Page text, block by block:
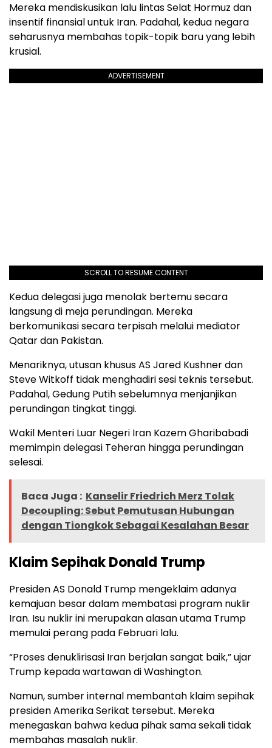
Mereka mendiskusikan lalu lintas Selat Hormuz dan
insentif finansial untuk Iran. Padahal, kedua negara
seharusnya membahas topik-topik baru yang lebih
krusial.
ADVERTISEMENT
SCROLL TO RESUME CONTENT
Kedua delegasi juga menolak bertemu secara
langsung di meja perundingan. Mereka
berkomunikasi secara terpisah melalui mediator
Qatar dan Pakistan.
Menariknya, utusan khusus AS Jared Kushner dan
Steve Witkoff tidak menghadiri sesi teknis tersebut.
Padahal, Gedung Putih sebelumnya menjanjikan
perundingan tingkat tinggi.
Wakil Menteri Luar Negeri Iran Kazem Gharibabadi
memimpin delegasi Teheran hingga perundingan
selesai.
Baca Juga : Kanselir Friedrich Merz Tolak
Decoupling: Sebut Pemutusan Hubungan
dengan Tiongkok Sebagai Kesalahan Besar
Klaim Sepihak Donald Trump
Presiden AS Donald Trump mengeklaim adanya
kemajuan besar dalam membatasi program nuklir
Iran. Isu nuklir ini merupakan alasan utama Trump
memulai perang pada Februari lalu.
“Proses denuklirisasi Iran berjalan sangat baik,” ujar
Trump kepada wartawan di Washington.
Namun, sumber internal membantah klaim sepihak
presiden Amerika Serikat tersebut. Mereka
menegaskan bahwa kedua pihak sama sekali tidak
membahas masalah nuklir.